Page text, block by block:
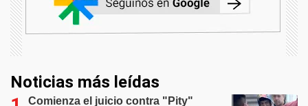
Noticias más leídas
Comienza el juicio contra "Pity"